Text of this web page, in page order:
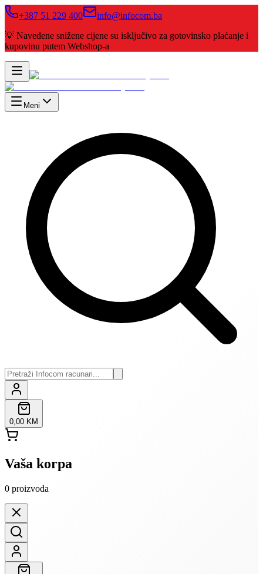
+387 51 229 400
info@infocom.ba
💡 Navedene snižene cijene su isključivo za gotovinsko plaćanje i
kupovinu putem Webshop-a
Meni
0,00 KM
Vaša korpa
0 proizvoda